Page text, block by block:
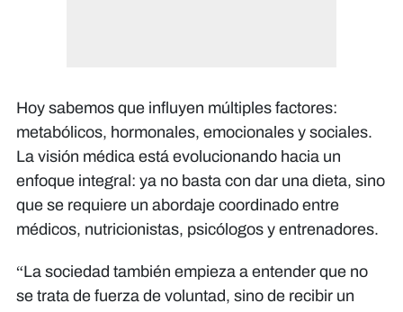
Hoy sabemos que influyen múltiples factores:
metabólicos, hormonales, emocionales y sociales.
La visión médica está evolucionando hacia un
enfoque integral: ya no basta con dar una dieta, sino
que se requiere un abordaje coordinado entre
médicos, nutricionistas, psicólogos y entrenadores.
“La sociedad también empieza a entender que no
se trata de fuerza de voluntad, sino de recibir un